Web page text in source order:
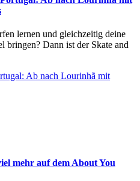
lernen und gleichzeitig deine
bringen? Dann ist der Skate and
Ab nach Lourinhã mit
mehr auf dem About You